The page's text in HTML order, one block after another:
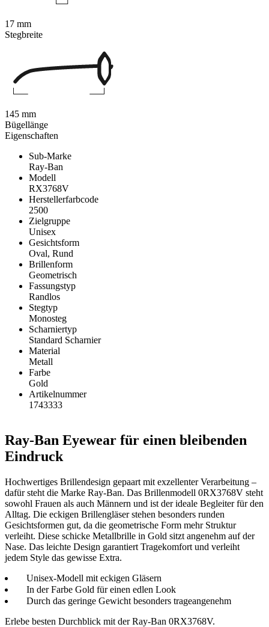
Eigenschaften
Sub-Marke
Ray-Ban
Modell
RX3768V
Herstellerfarbcode
2500
Zielgruppe
Unisex
Gesichtsform
Oval, Rund
Brillenform
Geometrisch
Fassungstyp
Randlos
Stegtyp
Monosteg
Scharniertyp
Standard Scharnier
Material
Metall
Farbe
Gold
Artikelnummer
1743333
Ray-Ban Eyewear für einen bleibenden
Eindruck
Hochwertiges Brillendesign gepaart mit exzellenter Verarbeitung –
dafür steht die Marke Ray-Ban. Das Brillenmodell 0RX3768V steht
sowohl Frauen als auch Männern und ist der ideale Begleiter für den
Alltag. Die eckigen Brillengläser stehen besonders runden
Gesichtsformen gut, da die geometrische Form mehr Struktur
verleiht. Diese schicke Metallbrille in Gold sitzt angenehm auf der
Nase. Das leichte Design garantiert Tragekomfort und verleiht
jedem Style das gewisse Extra.
Unisex-Modell mit eckigen Gläsern
In der Farbe Gold für einen edlen Look
Durch das geringe Gewicht besonders trageangenehm
Erlebe besten Durchblick mit der Ray-Ban 0RX3768V.
17 mm
Stegbreite
145 mm
Bügellänge